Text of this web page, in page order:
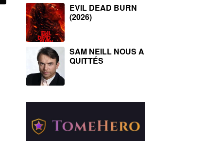
EVIL DEAD BURN
(2026)
SAM NEILL NOUS A
QUITTÉS